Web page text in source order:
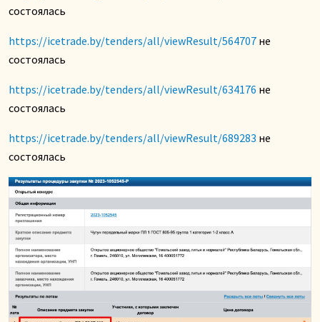
состоялась
https://icetrade.by/tenders/all/viewResult/564707 не
состоялась
https://icetrade.by/tenders/all/viewResult/634176 не
состоялась
https://icetrade.by/tenders/all/viewResult/689283 не
состоялась